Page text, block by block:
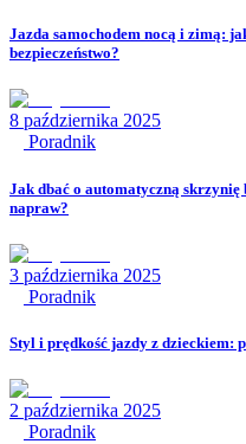
Jazda samochodem nocą i zimą:
bezpieczeństwo?
8 października 2025
Poradnik
Jak dbać o automatyczną skrzynię
napraw?
3 października 2025
Poradnik
Styl i prędkość jazdy z dzieckiem:
2 października 2025
Poradnik